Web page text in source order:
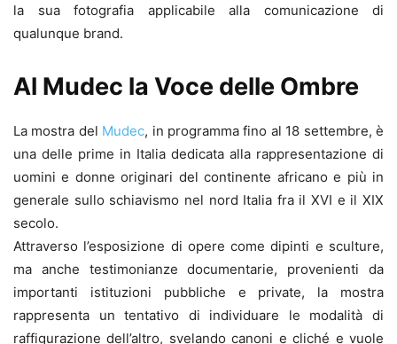
la sua fotografia applicabile alla comunicazione di
qualunque brand.
Al Mudec la Voce delle Ombre
La mostra del Mudec, in programma fino al 18 settembre, è
una delle prime in Italia dedicata alla rappresentazione di
uomini e donne originari del continente africano e più in
generale sullo schiavismo nel nord Italia fra il XVI e il XIX
secolo.
Attraverso l’esposizione di opere come dipinti e sculture,
ma anche testimonianze documentarie, provenienti da
importanti istituzioni pubbliche e private, la mostra
rappresenta un tentativo di individuare le modalità di
raffigurazione dell’altro, svelando canoni e cliché e vuole